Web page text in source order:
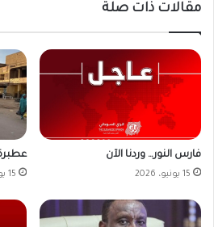
مقالات ذات صلة
فارس النور… وردنا الآن
15 يونيو، 2026 15 يونيو، 2026